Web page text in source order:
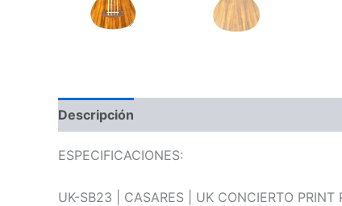
Descripción
ESPECIFICACIONES:
UK-SB23 | CASARES | UK CONCIERTO PRINT